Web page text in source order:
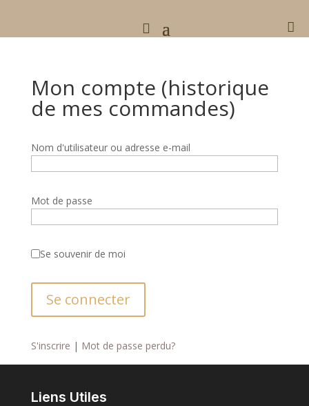

Mon compte (historique
de mes commandes)
Nom d'utilisateur ou adresse e-mail
Mot de passe
Se souvenir de moi
S'inscrire | Mot de passe perdu?
Liens Utiles